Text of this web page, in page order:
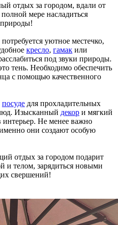
отдых за городом, вдали от
мере насладиться
уютное местечко,
кресло, гамак или
под звуки природы.
тень. Необходимо обеспечить
с помощью качественного
посуде для прохладительных
Изысканный декор и мягкий
Не менее важно
именно они создают особую
отдых за городом подарит
и телом, зарядиться новыми
свершений!